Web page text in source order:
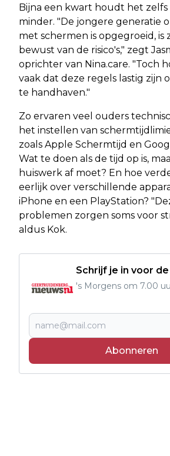
Bijna een kwart houdt het
minder. "De jongere generatie
met schermen is opgegroeid, is
bewust van de risico's," zegt
oprichter van Nina.care. "Toch
vaak dat deze regels lastig zijn
te handhaven."
Zo ervaren veel ouders
het instellen van
zoals Apple Schermtijd en
Wat te doen als de tijd op is,
huiswerk af moet? En hoe
eerlijk over verschillende
iPhone en een PlayStation?
problemen zorgen soms voor
aldus Kok.
Schrijf je in voor
's Morgens om 7.00
Abonneren